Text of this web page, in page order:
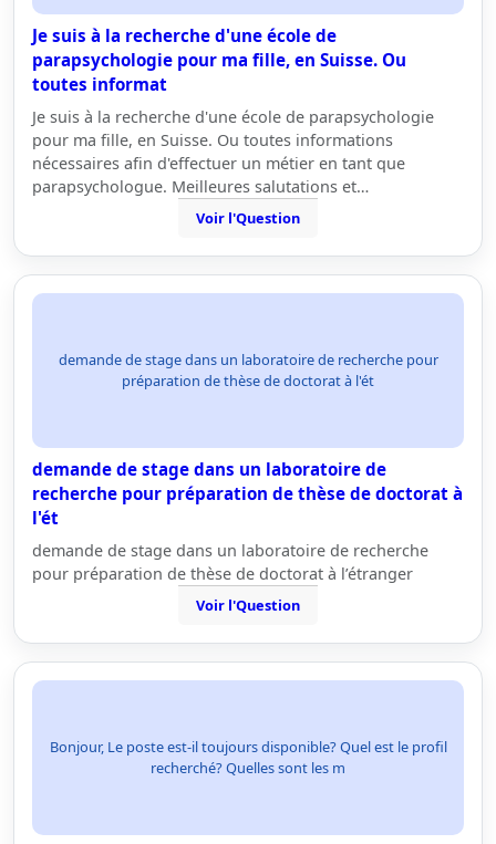
Je suis à la recherche d'une école de
parapsychologie pour ma fille, en Suisse. Ou
toutes informat
Je suis à la recherche d'une école de parapsychologie
pour ma fille, en Suisse. Ou toutes informations
nécessaires afin d'effectuer un métier en tant que
parapsychologue. Meilleures salutations et…
Voir l'Question
demande de stage dans un laboratoire de recherche pour
préparation de thèse de doctorat à l'ét
demande de stage dans un laboratoire de
recherche pour préparation de thèse de doctorat à
l'ét
demande de stage dans un laboratoire de recherche
pour préparation de thèse de doctorat à l’étranger
Voir l'Question
Bonjour, Le poste est-il toujours disponible? Quel est le profil
recherché? Quelles sont les m